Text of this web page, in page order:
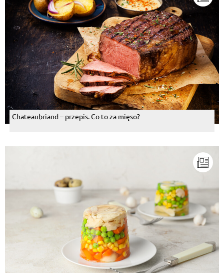
Chateaubriand – przepis. Co to za mięso?